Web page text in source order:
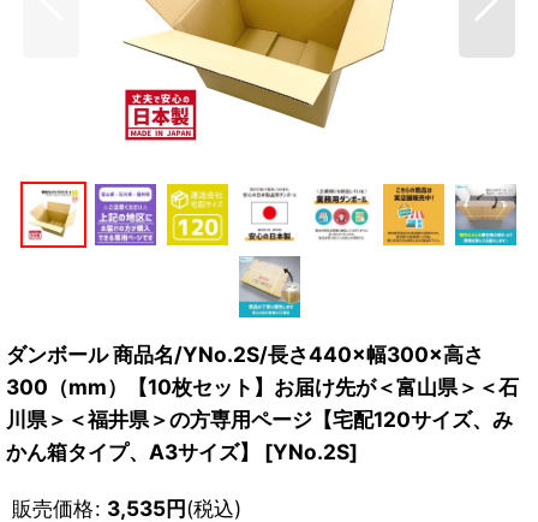
ダンボール 商品名/YNo.2S/長さ440×幅300×高さ
300（mm）【10枚セット】お届け先が＜富山県＞＜石
川県＞＜福井県＞の方専用ページ【宅配120サイズ、み
かん箱タイプ、A3サイズ】
[YNo.2S]
販売価格: 3,535円(税込)